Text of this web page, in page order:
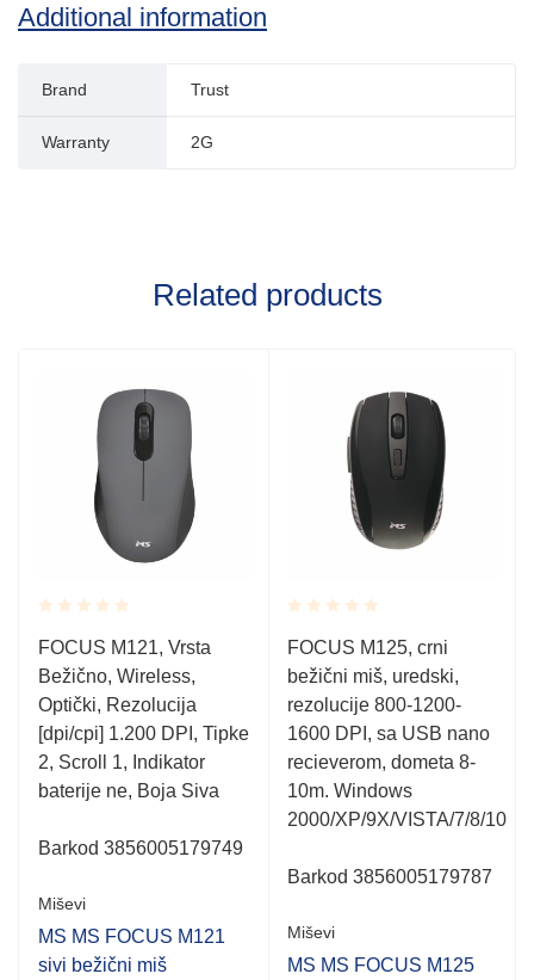
Additional information
Brand Trust
Warranty 2G
Related products
Rated
0.001
out
of
5
FOCUS M121, Vrsta
Bežično, Wireless,
Optički, Rezolucija
[dpi/cpi] 1.200 DPI, Tipke
2, Scroll 1, Indikator
baterije ne, Boja Siva
Barkod 3856005179749
Miševi
MS MS FOCUS M121
sivi bežični miš
Rated
0.001
out
5
FOCUS M125, crni
bežični miš, uredski,
rezolucije 800-1200-
1600 DPI, sa USB nano
recieverom, dometa 8-
10m. Windows
2000/XP/9X/VISTA/7/8/10
Barkod 3856005179787
Miševi
MS MS FOCUS M125